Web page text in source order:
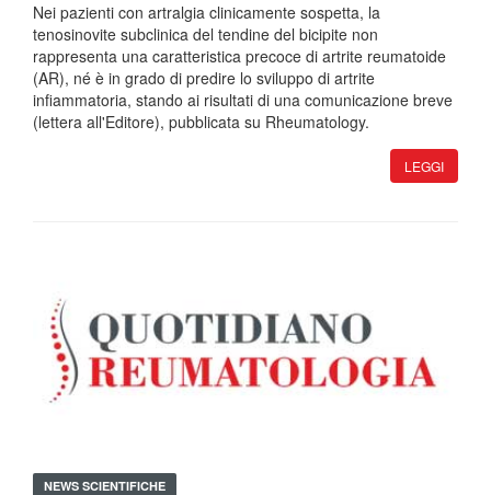
Nei pazienti con artralgia clinicamente sospetta, la
tenosinovite subclinica del tendine del bicipite non
rappresenta una caratteristica precoce di artrite reumatoide
(AR), né è in grado di predire lo sviluppo di artrite
infiammatoria, stando ai risultati di una comunicazione breve
(lettera all'Editore), pubblicata su Rheumatology.
LEGGI
NEWS SCIENTIFICHE